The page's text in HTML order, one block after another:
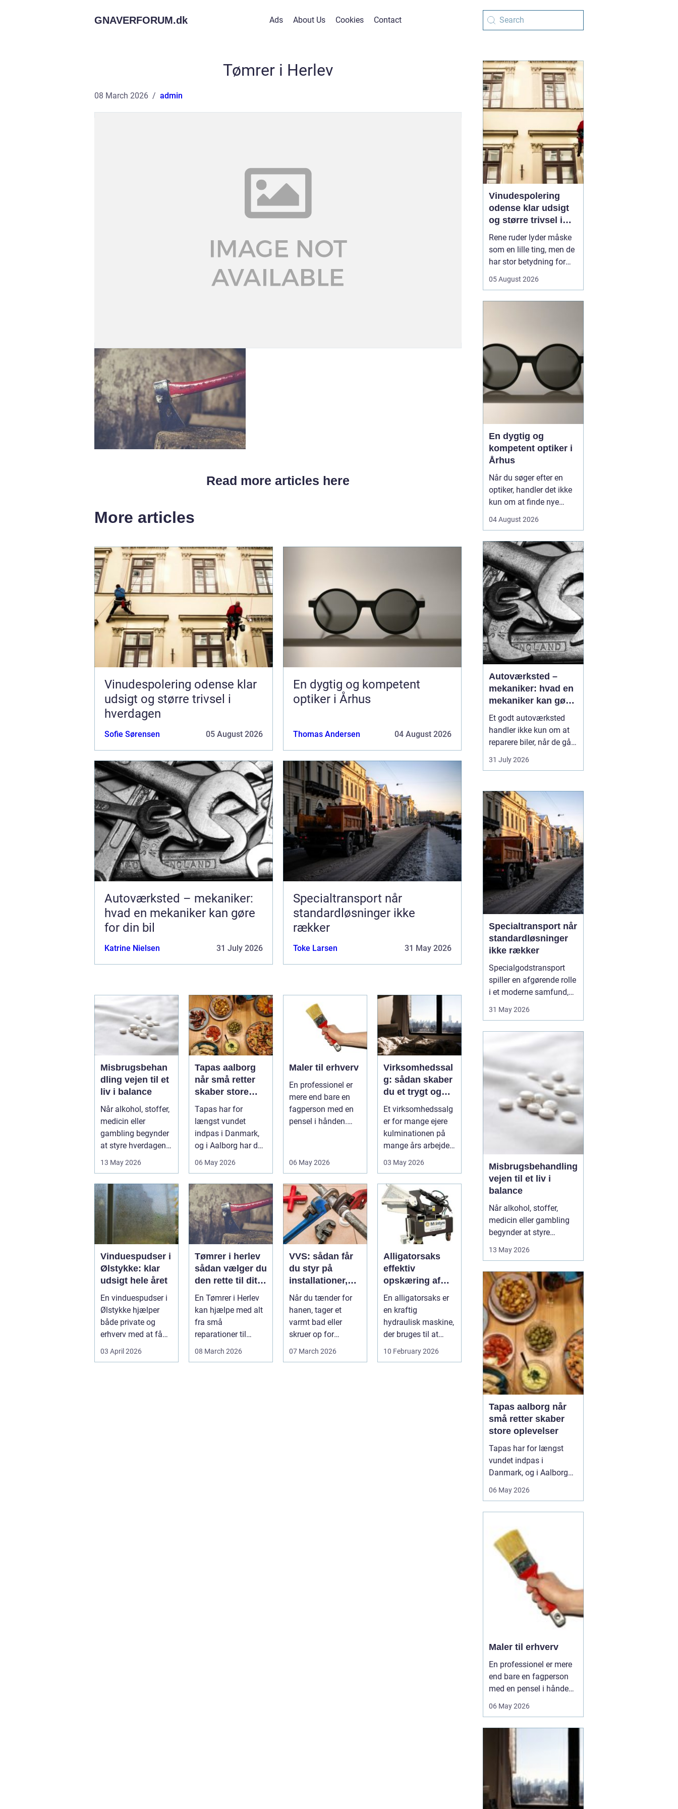
GNAVERFORUM.dk Ads About Us Cookies Contact
Tømrer i Herlev
08 March 2026 admin
Read more articles here
More articles
Vinudespolering odense klar
udsigt og større trivsel i
hverdagen
Sofie Sørensen 05 August 2026
En dygtig og kompetent
optiker i Århus
Thomas Andersen 04 August 2026
Autoværksted – mekaniker:
hvad en mekaniker kan gøre
for din bil
Katrine Nielsen 31 July 2026
Specialtransport når
standardløsninger ikke
rækker
Toke Larsen 31 May 2026
Misbrugsbehan
dling vejen til et
liv i balance
Når alkohol, stoffer,
medicin eller
gambling begynder
at styre hverdagen,
kun pers...
13 May 2026
Tapas aalborg
når små retter
skaber store
oplevelser
Tapas har for
længst vundet
indpas i Danmark,
og i Aalborg har de
deres helt eget li...
06 May 2026
Maler til erhverv
En professionel er
mere end bare en
fagperson med en
pensel i hånden.
06 May 2026
Virksomhedssal
g: sådan skaber
du et trygt og
vellykket salg
Et virksomhedssalg
er for mange ejere
kulminationen på
mange års arbejde.
planlagt e...
03 May 2026
Vinduespudser i
Ølstykke: klar
udsigt hele året
En vinduespudser i
Ølstykke hjælper
både private og
erhverv med at få
rene ...
03 April 2026
Tømrer i herlev
sådan vælger du
den rette til dit
projekt
En Tømrer i Herlev
kan hjælpe med alt
fra små
reparationer til
større ombygninger
08 March 2026
VVS: sådan får
du styr på
installationer,
komfort og
energiforbrug
Når du tænder for
hanen, tager et
varmt bad eller
skruer op for
varmen, tænker du
07 March 2026
Alligatorsaks
effektiv
opskæring af
skrot og
metaller
En alligatorsaks er
en kraftig
hydraulisk maskine,
der bruges til at
klippe og adskille
forskellige ...
10 February 2026
Vinudespolering
odense klar udsigt
og større trivsel i
hverdagen
Rene ruder lyder måske
som en lille ting, men de
har stor betydning for
indtryk af en bolig eller
tunge at være i. I en by
som Odense, hv...
05 August 2026
En dygtig og
kompetent optiker i
Århus
Når du søger efter en
optiker, handler det ikke
kun om at finde nye
men om at få faglig
synsprøver og produkter,
der passer til din
hverdag. I hjertet af byen
find...
04 August 2026
Autoværksted –
mekaniker: hvad en
mekaniker kan gøre
for din bil
Et godt autoværksted
handler ikke kun om at
reparere biler, når de går i
stykker. Det handler i lige
så høj grad om
klare svar, når du som
bilist står med
spørgsmål om s...
31 July 2026
Specialtransport når
standardløsninger
ikke rækker
Specialgodstransport
spiller en afgørende rolle
i et moderne samfund,
mere specialiseret, og
tungere og større. Når
vindmøllekomponenter,
både eller siloer skal
flyttes, er almindelig
lastbil...
31 May 2026
Misbrugsbehandling
vejen til et liv i
balance
Når alkohol, stoffer,
medicin eller gambling
begynder at styre
ikke kun personen med
hele familien. Mange går
længe alene med
skammen og tvivlen, før
de søger hjælp. Her kan
professionel
misbrugsbehandling g...
13 May 2026
Tapas aalborg når
små retter skaber
store oplevelser
Tapas har for længst
vundet indpas i
Danmark, og i Aalborg
deres helt eget liv. Her
deletradition, og
resultatet er en afslappet
spiseform, hvor smag,
fællesskab og
fleksibilitet går hånd i
06 May 2026
Maler til erhverv
En professionel er mere
end bare en fagperson
med en pensel i hånden.
investerer i malerarbejde,
mere end pæne vægge.
Det handler om at
understøtte
arbejdsmiljøet, signalere
kvalitet over for
kunderne og beskytt...
06 May 2026